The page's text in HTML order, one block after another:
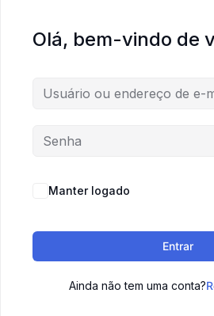
Olá, bem-vindo de
Manter logado
Entrar
Ainda não tem uma conta?